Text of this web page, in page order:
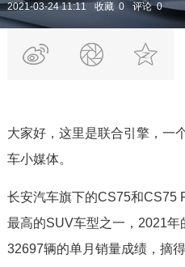
2021-03-24 11:11 收藏 0 评论 0
大家好，这里是联合引擎，一
车小媒体。
长安汽车旗下的CS75和CS75
最高的SUV车型之一，2021年
32697辆的单月销量成绩，摘